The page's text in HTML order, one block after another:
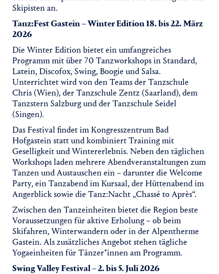
Skipisten an.
Tanz:Fest Gastein – Winter Edition 18. bis 22. März
2026
Die Winter Edition bietet ein umfangreiches
Programm mit über 70 Tanzworkshops in Standard,
Latein, Discofox, Swing, Boogie und Salsa.
Unterrichtet wird von den Teams der Tanzschule
Chris (Wien), der Tanzschule Zentz (Saarland), dem
Tanzstern Salzburg und der Tanzschule Seidel
(Singen).
Das Festival findet im Kongresszentrum Bad
Hofgastein statt und kombiniert Training mit
Geselligkeit und Wintererlebnis. Neben den täglichen
Workshops laden mehrere Abendveranstaltungen zum
Tanzen und Austauschen ein – darunter die Welcome
Party, ein Tanzabend im Kursaal, der Hüttenabend im
Angerblick sowie die Tanz:Nacht „Chassé to Après“.
Zwischen den Tanzeinheiten bietet die Region beste
Voraussetzungen für aktive Erholung – ob beim
Skifahren, Winterwandern oder in der Alpentherme
Gastein. Als zusätzliches Angebot stehen tägliche
Yogaeinheiten für Tänzer*innen am Programm.
Swing Valley Festival – 2. bis 5. Juli 2026